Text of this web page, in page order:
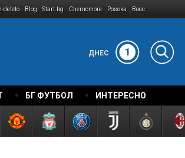
deteto Blog Start.bg Chernomore Posoka Boec
ДНЕС 1
БГ ФУТБОЛ ИНТЕРЕСНО